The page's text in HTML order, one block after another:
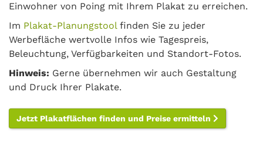
Einwohner von Poing mit Ihrem Plakat zu erreichen.
Im Plakat-Planungstoolfinden Sie zu jeder
Werbefläche wertvolle Infos wie Tagespreis,
Beleuchtung, Verfügbarkeiten und Standort-Fotos.
Hinweis: Gerne übernehmen wir auch Gestaltung
und Druck Ihrer Plakate.
Jetzt Plakatflächen finden und Preise ermitteln